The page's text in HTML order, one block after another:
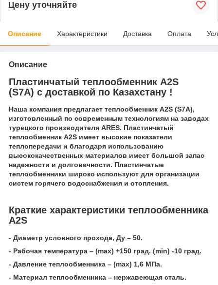
Цену уточняйте
Описание Характеристики Доставка Оплата
Описание
Пластинчатый теплообменник А2S
(S7А) с доставкой по Казахстану !
Наша компания предлагает теплообменник А2S (S7A),
изготовленный по современным технологиям на заводах
турецкого производителя ARES. Пластинчатый
теплообменник А2S имеет высокие показатели
теплопередачи и благодаря использованию
высококачественных материалов имеет большой запас
надежности и долговечности. Пластинчатые
теплообменники широко используют для организации
систем горячего водоснабжения и отопления.
Краткие характеристики теплообменника
А2S
- Диаметр условного прохода, Ду – 50.
- Рабочая температура – (mах) +150 град. (min) -10 град.
- Давление теплообменника – (mах) 1,6 МПа.
- Материал теплообменника – нержавеющая сталь.